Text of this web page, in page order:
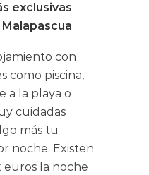
exclusivas
con
como piscina,
a la playa o
cuidadas
más tu
noche. Existen
euros la noche